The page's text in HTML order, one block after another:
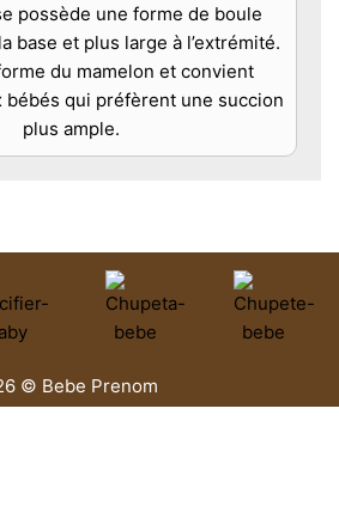
possède une forme de boule
base et plus large à l’extrémité.
du mamelon et convient
bébés qui préfèrent une succion
plus ample.
© Bebe Prenom